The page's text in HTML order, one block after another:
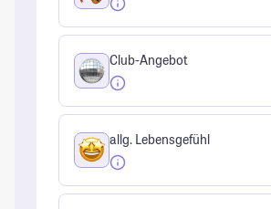
Club-Angebot
allg. Lebensgefühl